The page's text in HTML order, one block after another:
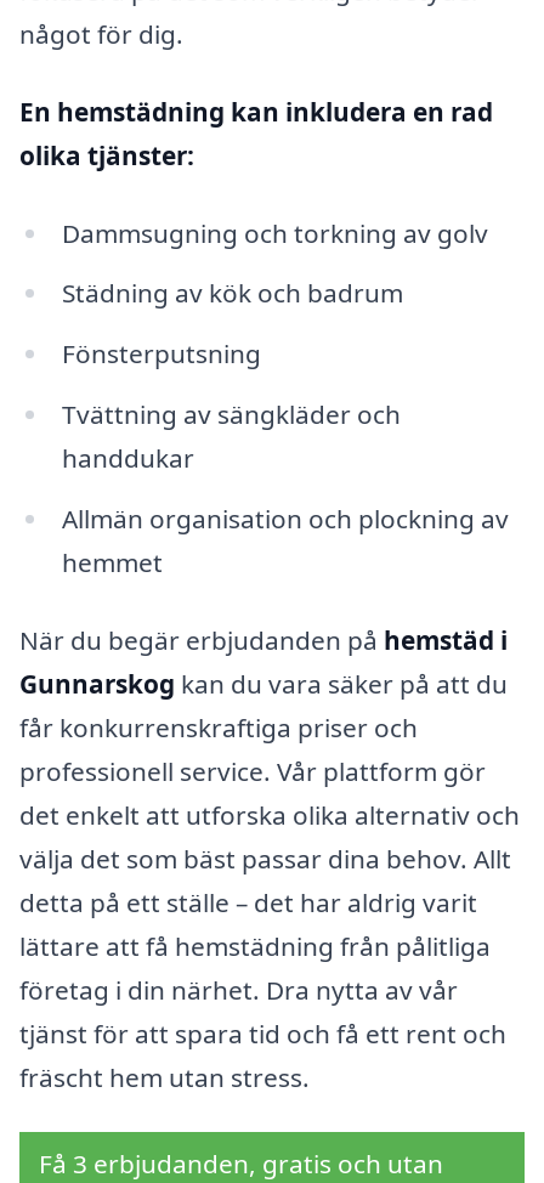
något för dig.
En hemstädning kan inkludera en rad
olika tjänster:
Dammsugning och torkning av golv
Städning av kök och badrum
Fönsterputsning
Tvättning av sängkläder och
handdukar
Allmän organisation och plockning av
hemmet
När du begär erbjudanden på hemstäd i
Gunnarskog kan du vara säker på att du
får konkurrenskraftiga priser och
professionell service. Vår plattform gör
det enkelt att utforska olika alternativ och
välja det som bäst passar dina behov. Allt
detta på ett ställe – det har aldrig varit
lättare att få hemstädning från pålitliga
företag i din närhet. Dra nytta av vår
tjänst för att spara tid och få ett rent och
fräscht hem utan stress.
Få 3 erbjudanden, gratis och utan